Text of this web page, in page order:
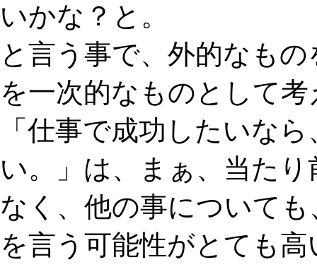
いかな？と。
と言う事で、外的なも
を一次的なものとして
「仕事で成功したいな
い。」は、まぁ、当た
なく、他の事について
を言う可能性がとても